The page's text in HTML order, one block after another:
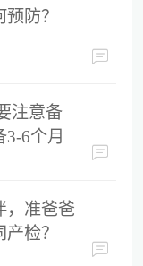
6个月时间
防？
注意备
3-6个月
，准爸爸
检？